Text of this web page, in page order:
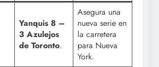
Yanquis 8 –
3 Azulejos
de Toronto.
Asegura una
nueva serie en
la carretera
para Nueva
York.